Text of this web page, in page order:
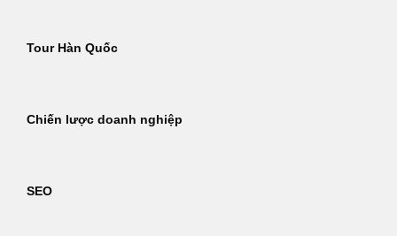
Tour Hàn Quốc
Chiến lược doanh nghiệp
SEO